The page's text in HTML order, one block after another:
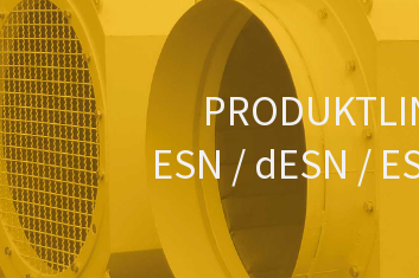
ESN / dESN /